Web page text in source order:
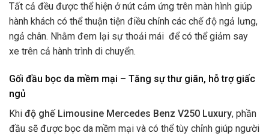
Tất cả đều được thể hiện ở nút cảm ứng trên màn hình giúp
hành khách có thể thuận tiện điều chỉnh các chế độ ngả lưng,
ngả chân. Nhằm đem lại sự thoải mái để có thể giảm say
xe trên cả hành trình di chuyển.
Gối đầu bọc da mềm mại – Tăng sự thư giãn, hỗ trợ giấc
ngủ
Khi độ ghế Limousine Mercedes Benz V250 Luxury, phần
đầu sẽ được bọc da mềm mại và có thể tùy chỉnh giúp người